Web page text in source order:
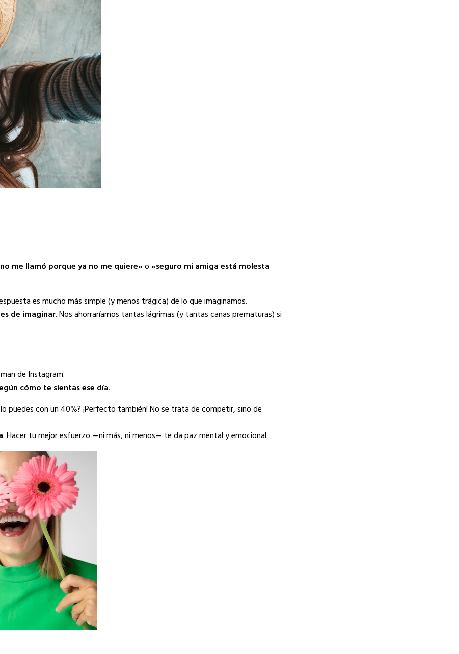
me llamó porque ya no me quiere»o«seguro mi amiga está molesta
es mucho más simple (y menos trágica) de lo que imaginamos.
de imaginar. Nos ahorraríamos tantas lágrimas (y tantas canas prematuras) si
de Instagram.
cómo te sientas ese día.
puedes con un 40%? ¡Perfecto también! No se trata de competir, sino de
. Hacer tu mejor esfuerzo —ni más, ni menos— te da paz mental y emocional.